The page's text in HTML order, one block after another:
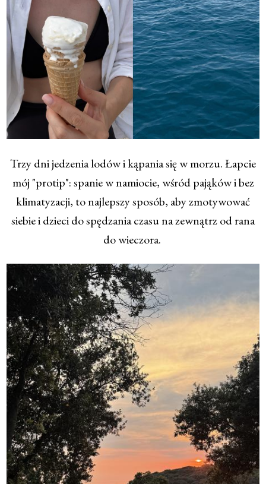
Trzy dni jedzenia lodów i kąpania się w morzu. Łapcie
mój "protip": spanie w namiocie, wśród pająków i bez
klimatyzacji, to najlepszy sposób, aby zmotywować
siebie i dzieci do spędzania czasu na zewnątrz od rana
do wieczora.